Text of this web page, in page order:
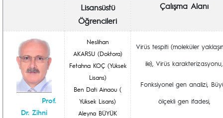
Lisansüstü
Öğrencileri
Çalışma Alanı
Prof.
Dr. Zihni
Neslihan
AKARSU (Doktora)
Fetahna KOÇ (Yüksek
Lisans)
Ben Dati Ainaou (
Yüksek Lisans)
Aleyna BÜYÜK
Virüs tespiti (moleküler
ile), Virüs karakterizasyonu,
Fonksiyonel gen analizi,
ölçekli gen ifadesi,